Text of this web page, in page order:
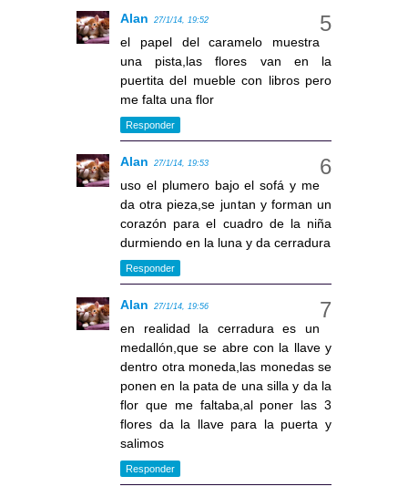
Alan 27/1/14, 19:52
el papel del caramelo muestra
una pista,las flores van en la
puertita del mueble con libros pero
me falta una flor
Responder
Alan 27/1/14, 19:53
uso el plumero bajo el sofá y me
da otra pieza,se juntan y forman un
corazón para el cuadro de la niña
durmiendo en la luna y da cerradura
Responder
Alan 27/1/14, 19:56
en realidad la cerradura es un
medallón,que se abre con la llave y
dentro otra moneda,las monedas se
ponen en la pata de una silla y da la
flor que me faltaba,al poner las 3
flores da la llave para la puerta y
salimos
Responder